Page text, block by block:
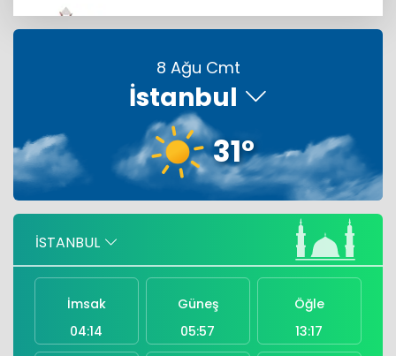
Ekinciler Grup 62 yıllık sanayi
yolculuğunu gururla kutluyor
Türkiye, Suudi Arabistan ve
Pakistan'dan ortak imza
Eurostat duyurdu: AB ülkelerinden AR-
8 Ağu Cmt
İstanbul
31°
İSTANBUL
İmsak
04:14
Güneş
05:57
Öğle
13:17